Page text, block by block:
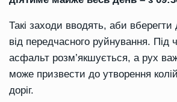
Такі заходи вводять, аби вберегти
від передчасного руйнування. Під
асфальт розм’якшується, а рух
може призвести до утворення
доріг.